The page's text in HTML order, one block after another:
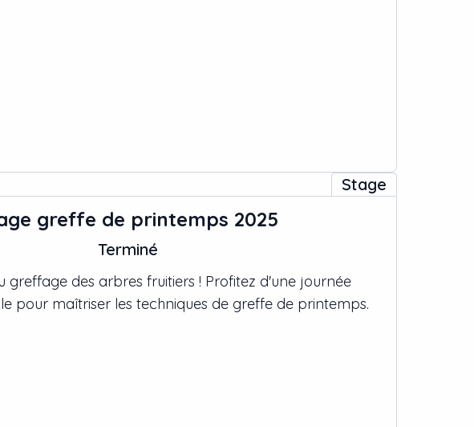
Stage
greffe de printemps 2025
Terminé
greffage des arbres fruitiers ! Profitez d'une journée
pour maîtriser les techniques de greffe de printemps.